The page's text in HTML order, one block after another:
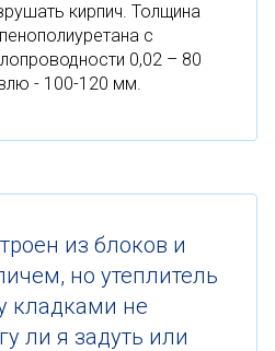
кирпич. Толщина
с
0,02 – 80
- 100-120 мм.
из блоков и
но утеплитель
кладками не
ли я задуть или